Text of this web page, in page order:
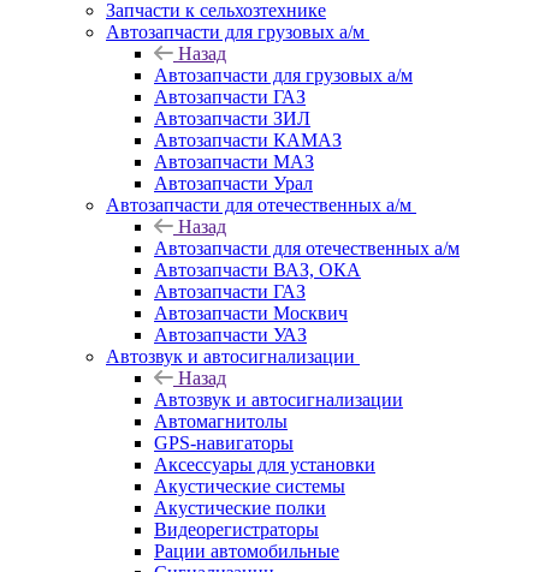
Запчасти к сельхозтехнике
Автозапчасти для грузовых а/м
Назад
Автозапчасти для грузовых а/м
Автозапчасти ГАЗ
Автозапчасти ЗИЛ
Автозапчасти КАМАЗ
Автозапчасти МАЗ
Автозапчасти Урал
Автозапчасти для отечественных а/м
Назад
Автозапчасти для отечественных а/м
Автозапчасти ВАЗ, ОКА
Автозапчасти ГАЗ
Автозапчасти Москвич
Автозапчасти УАЗ
Автозвук и автосигнализации
Назад
Автозвук и автосигнализации
Автомагнитолы
GPS-навигаторы
Аксессуары для установки
Акустические системы
Акустические полки
Видеорегистраторы
Рации автомобильные